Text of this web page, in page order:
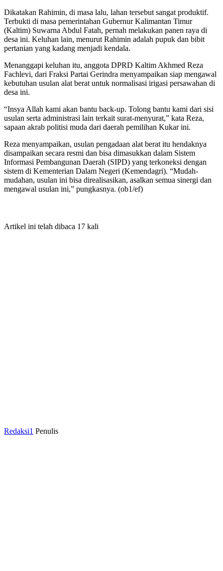
Dikatakan Rahimin, di masa lalu, lahan tersebut sangat produktif.
Terbukti di masa pemerintahan Gubernur Kalimantan Timur
(Kaltim) Suwarna Abdul Fatah, pernah melakukan panen raya di
desa ini. Keluhan lain, menurut Rahimin adalah pupuk dan bibit
pertanian yang kadang menjadi kendala.
Menanggapi keluhan itu, anggota DPRD Kaltim Akhmed Reza
Fachlevi, dari Fraksi Partai Gerindra menyampaikan siap mengawal
kebutuhan usulan alat berat untuk normalisasi irigasi persawahan di
desa ini.
“Insya Allah kami akan bantu back-up. Tolong bantu kami dari sisi
usulan serta administrasi lain terkait surat-menyurat,” kata Reza,
sapaan akrab politisi muda dari daerah pemilihan Kukar ini.
Reza menyampaikan, usulan pengadaan alat berat itu hendaknya
disampaikan secara resmi dan bisa dimasukkan dalam Sistem
Informasi Pembangunan Daerah (SIPD) yang terkoneksi dengan
sistem di Kementerian Dalam Negeri (Kemendagri). “Mudah-
mudahan, usulan ini bisa direalisasikan, asalkan semua sinergi dan
mengawal usulan ini,” pungkasnya. (ob1/ef)
Artikel ini telah dibaca 17 kali
Redaksi1 Penulis